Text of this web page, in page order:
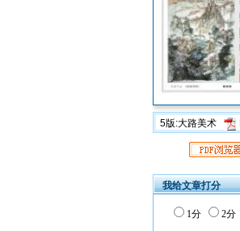
5版:大路美术
我给文章打分
1分 2分